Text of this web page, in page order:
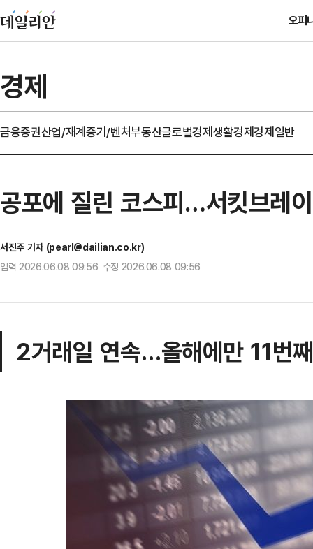
오피
경제
금융증권산업/재계중기/벤처부동산글로벌경제생활경제경제일반
공포에 질린 코스피…서킷브레
서진주 기자 (pearl@dailian.co.kr)
입력 2026.06.08 09:56 수정 2026.06.08 09:56
2거래일 연속…올해에만 11번째